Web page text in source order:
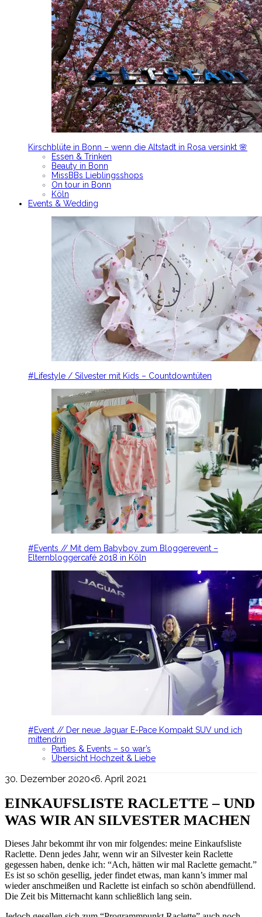
Kirschblüte in Bonn – wenn die Altstadt in Rosa versinkt 🌸
Essen & Trinken
Beauty in Bonn
MissBBs Lieblingsshops
On tour in Bonn
Köln
Events & Wedding
#Lifestyle / Silvester mit Kids – Countdowntüten
#Events // Mit dem Babyboy zum Bloggerevent –
Elternbloggercafé 2018 in Köln
#Event // Der neue Jaguar E-Pace Kompakt SUV und ich
mittendrin
Parties & Events – so war’s
Übersicht Hochzeit & Liebe
30. Dezember 2020<6. April 2021
EINKAUFSLISTE RACLETTE – UND
WAS WIR AN SILVESTER MACHEN
Dieses Jahr bekommt ihr von mir folgendes: meine Einkaufsliste
Raclette. Denn jedes Jahr, wenn wir an Silvester kein Raclette
gegessen haben, denke ich: “Ach, hätten wir mal Raclette gemacht.”
Es ist so schön gesellig, jeder findet etwas, man kann’s immer mal
wieder anschmeißen und Raclette ist einfach so schön abendfüllend.
Die Zeit bis Mitternacht kann schließlich lang sein.